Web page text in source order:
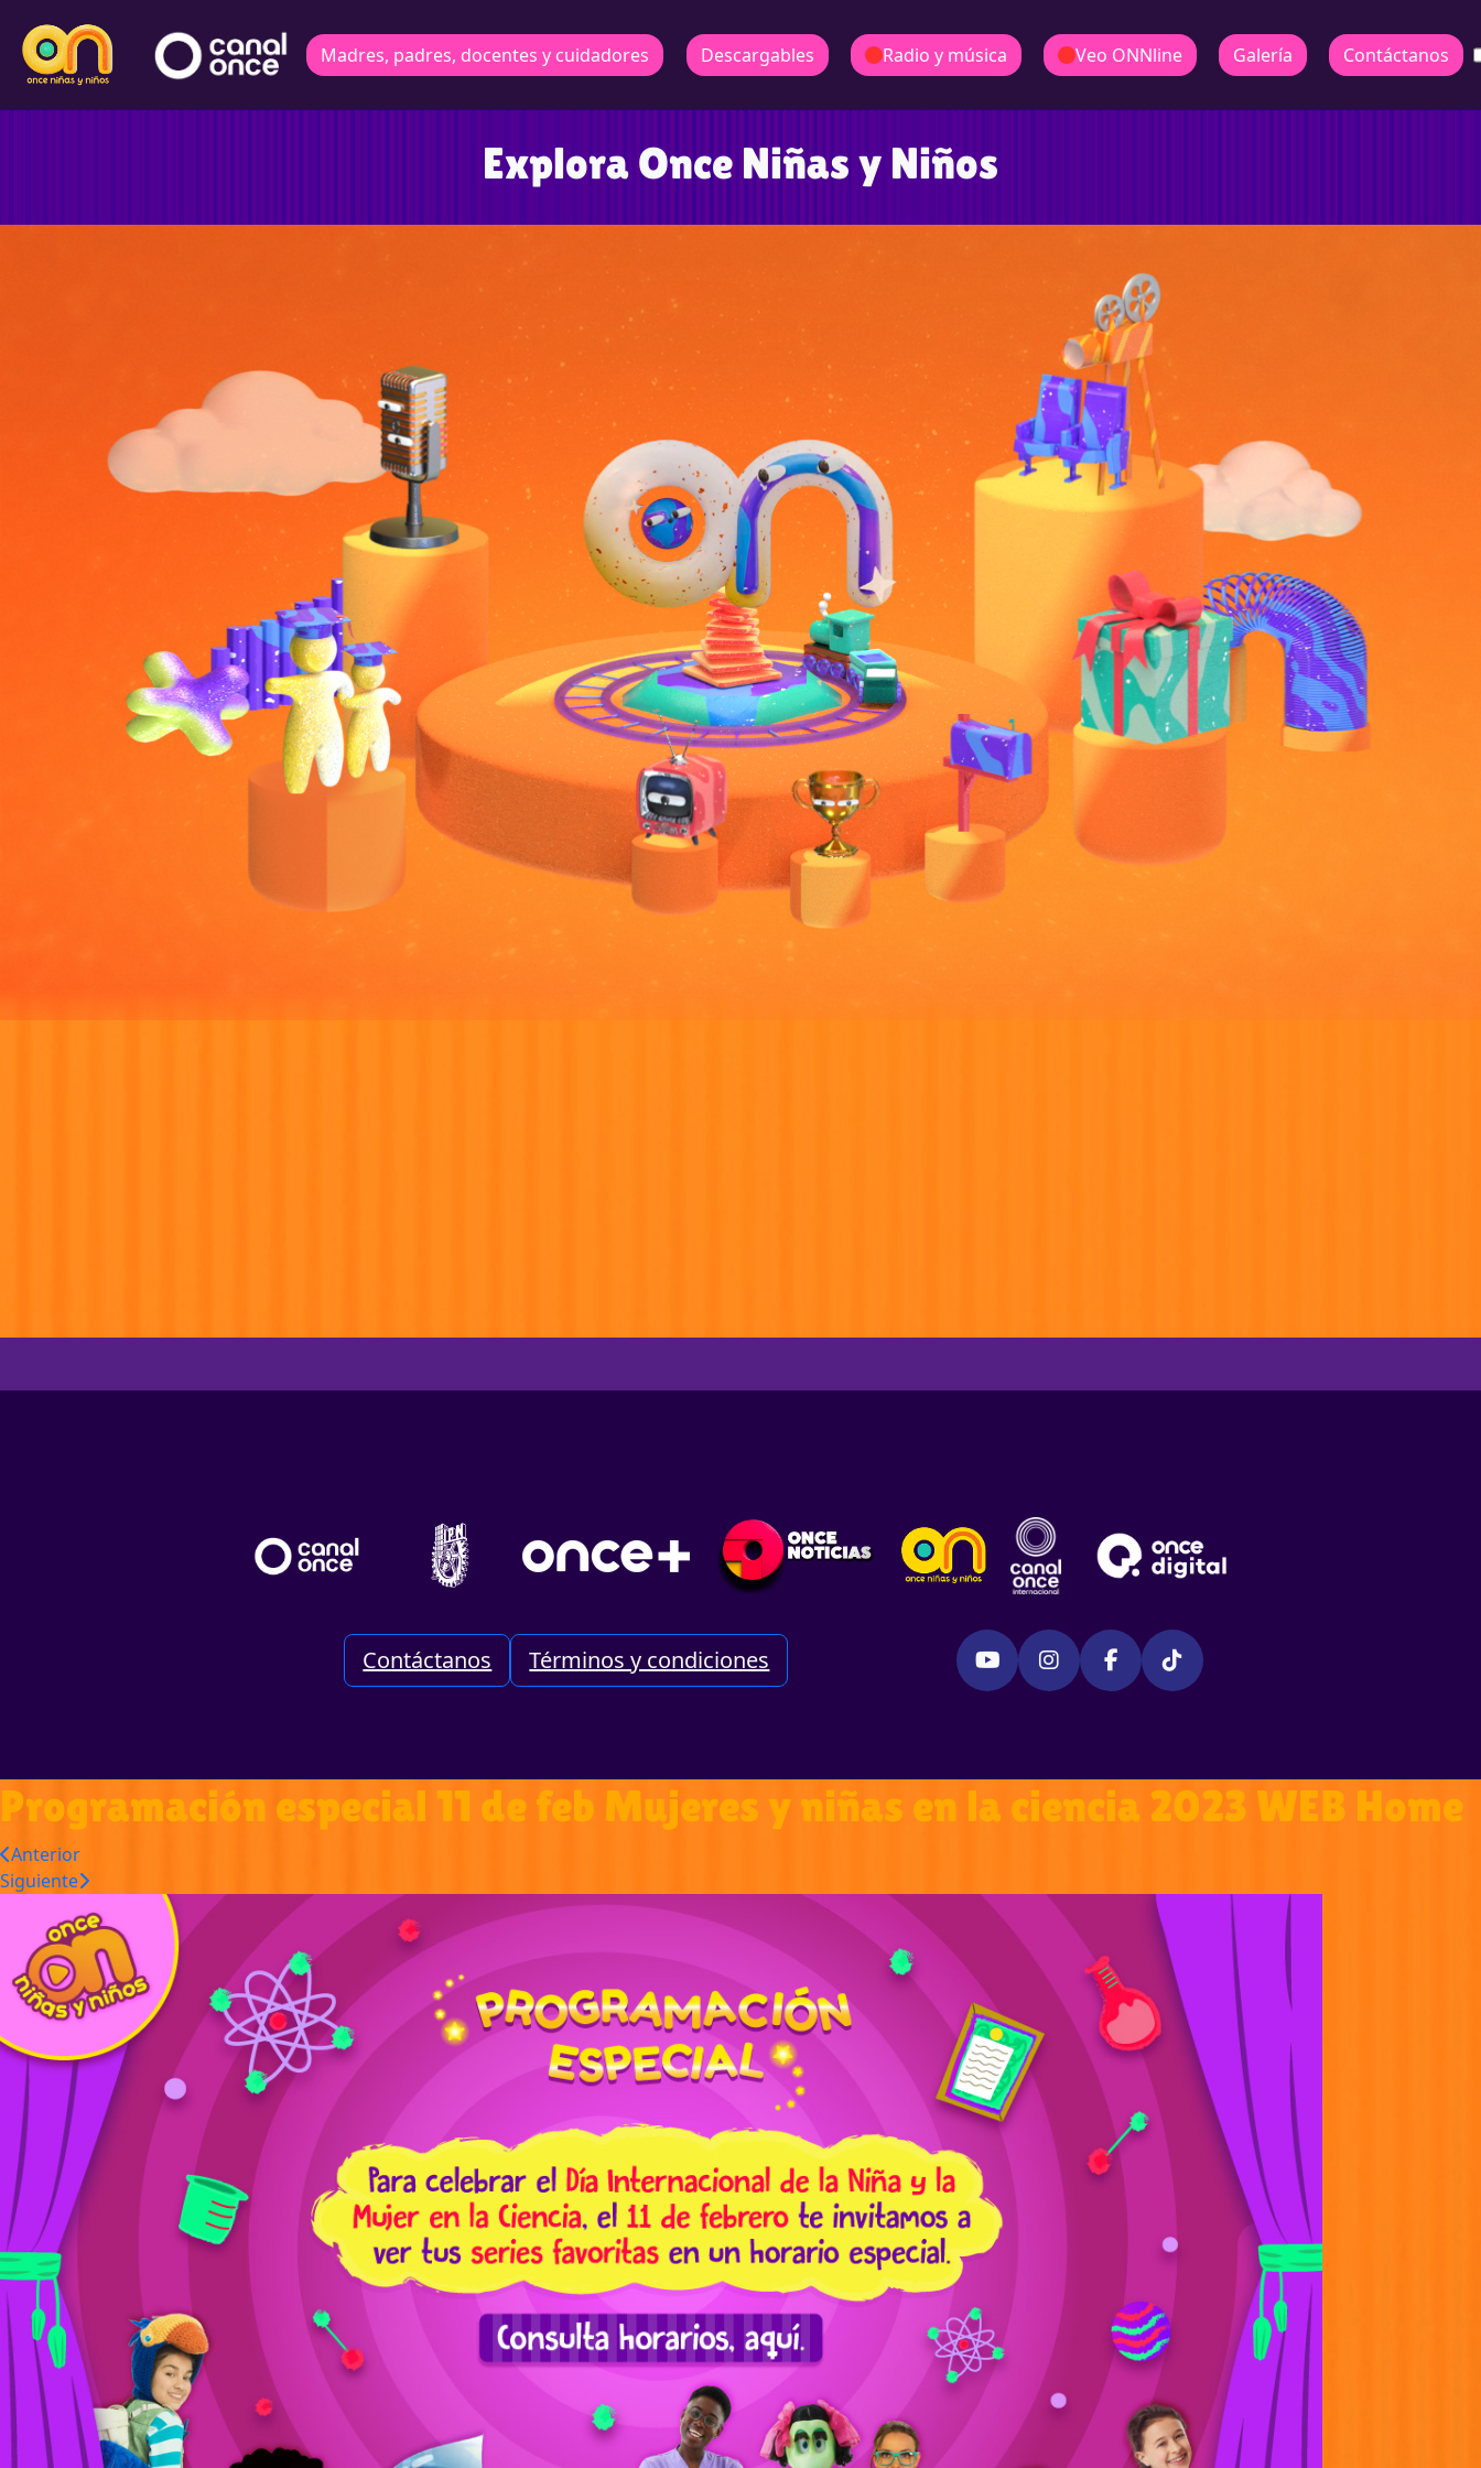
Madres, padres, docentes y cuidadores Descargables Radio y música Veo ONNline Galería Contáctanos
Explora Once Niñas y Niños
Contáctanos Términos y condiciones
Programación especial 11 de feb Mujeres y niñas en la ciencia 2023 WEB Home
Anterior
Siguiente